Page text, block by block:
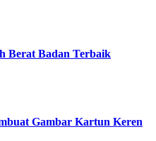
Berat Badan Terbaik
Gambar Kartun Keren